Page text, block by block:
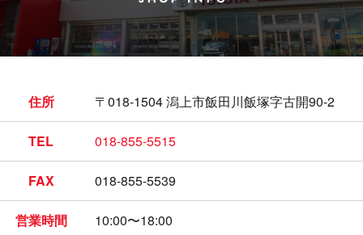
住所 〒018-1504 潟上市飯田川飯塚字古開90-2
TEL 018-855-5515
FAX 018-855-5539
営業時間 10:00〜18:00